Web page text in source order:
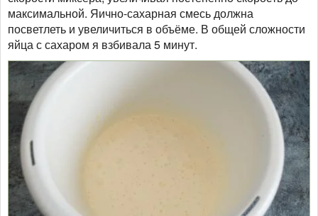
максимальной. Яично-сахарная смесь должна
посветлеть и увеличиться в объёме. В общей сложности
яйца с сахаром я взбивала 5 минут.